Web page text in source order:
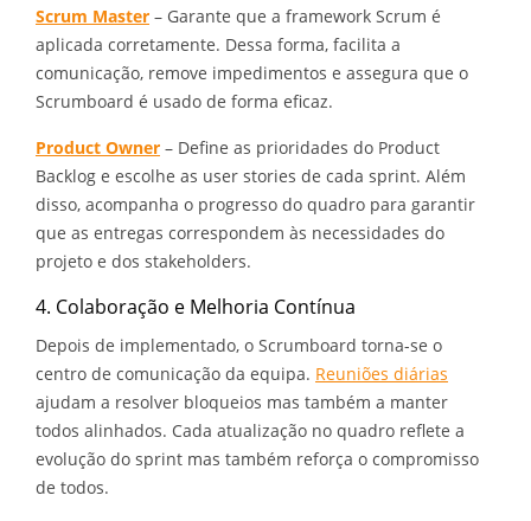
Scrum Master – Garante que a framework Scrum é
aplicada corretamente. Dessa forma, facilita a
comunicação, remove impedimentos e assegura que o
Scrumboard é usado de forma eficaz.
Product Owner – Define as prioridades do Product
Backlog e escolhe as user stories de cada sprint. Além
disso, acompanha o progresso do quadro para garantir
que as entregas correspondem às necessidades do
projeto e dos stakeholders.
4. Colaboração e Melhoria Contínua
Depois de implementado, o Scrumboard torna-se o
centro de comunicação da equipa. Reuniões diárias
ajudam a resolver bloqueios mas também a manter
todos alinhados. Cada atualização no quadro reflete a
evolução do sprint mas também reforça o compromisso
de todos.